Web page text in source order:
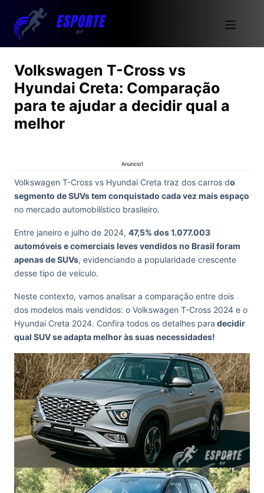
Volkswagen T-Cross vs
Hyundai Creta: Comparação
para te ajudar a decidir qual a
melhor
Anúncio1
Volkswagen T-Cross vs Hyundai Creta traz dos carros do
segmento de SUVs tem conquistado cada vez mais espaço
no mercado automobilístico brasileiro.
Entre janeiro e julho de 2024, 47,5% dos 1.077.003
automóveis e comerciais leves vendidos no Brasil foram
apenas de SUVs, evidenciando a popularidade crescente
desse tipo de veículo.
Neste contexto, vamos analisar a comparação entre dois
dos modelos mais vendidos: o Volkswagen T-Cross 2024 e o
Hyundai Creta 2024. Confira todos os detalhes para decidir
qual SUV se adapta melhor às suas necessidades!